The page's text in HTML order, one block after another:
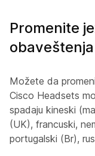
Promenite
obaveštenja
Možete da
Cisco Headsets
spadaju kineski
(UK), francuski,
portugalski (Br),